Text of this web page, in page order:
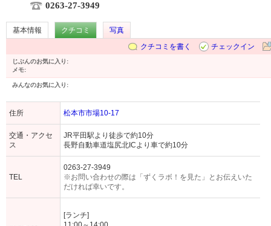
0263-27-3949
基本情報 クチコミ
写真
クチコミを書く
チェックイン
じぶんのお気に入り:
メモ:
みんなのお気に入り:
住所 松本市市場10-17
交通・アクセ
ス
JR平田駅より徒歩で約10分
長野自動車道塩尻北ICより車で約10分
TEL
0263-27-3949
※お問い合わせの際は「ずくラボ！を見た」とお伝えいた
だければ幸いです。
[ランチ]